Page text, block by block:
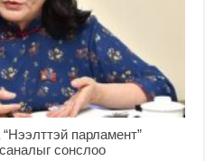
парламент”
сонслоо